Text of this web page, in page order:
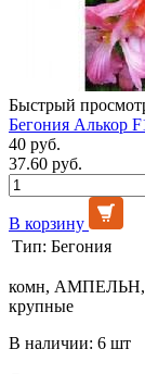
Быстрый
Бегония Алькор
40 руб.
37.60 руб.
В корзину
Тип: Бегония
комн, АМПЕЛЬН,
крупные
В наличии: 6 шт